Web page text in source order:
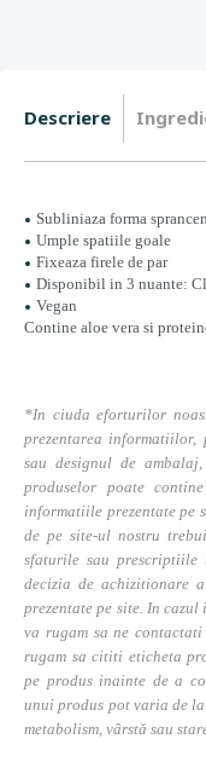
Descriere
Subliniaza forma
Umple spatiile goale
Fixeaza firele de par
Disponibil in 3 nuante:
Vegan
Contine aloe vera si
*In ciuda eforturilor
prezentarea
sau designul de
produselor poate
informatiile prezentate pe
de pe site-ul nostru
sfaturile sau prescriptiile
decizia de achizitionare
prezentate pe site. In
va rugam sa ne
rugam sa cititi eticheta
pe produs inainte de a
unui produs pot varia de
metabolism, vârstă sau